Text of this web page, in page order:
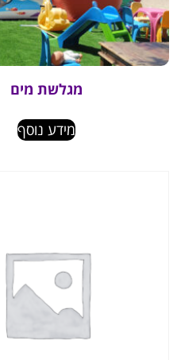
מגלשת מים
מידע נוסף